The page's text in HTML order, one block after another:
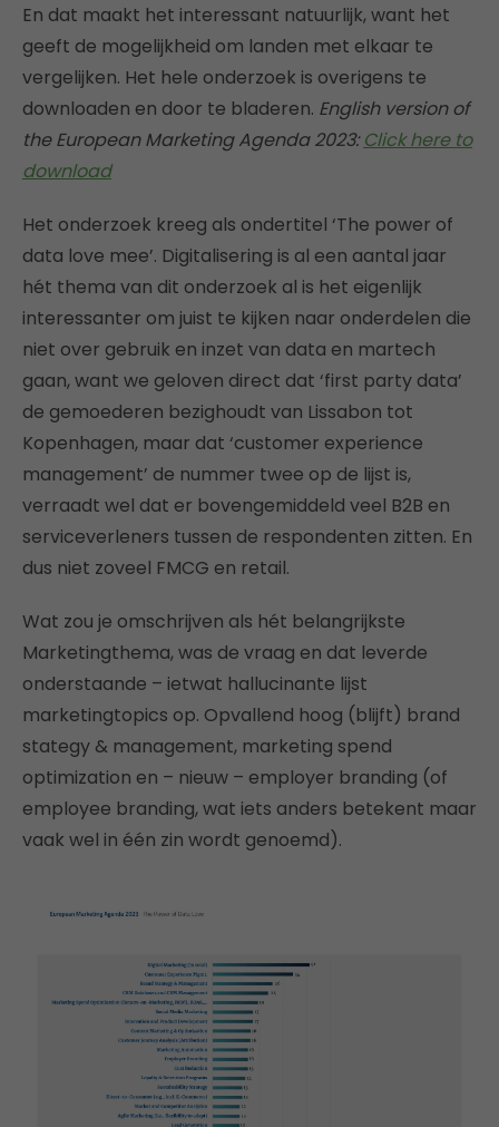
En dat maakt het interessant natuurlijk, want het
geeft de mogelijkheid om landen met elkaar te
vergelijken. Het hele onderzoek is overigens te
downloaden en door te bladeren. English version of
the European Marketing Agenda 2023:Click here to
download
Het onderzoek kreeg als ondertitel ‘The power of
data love mee’. Digitalisering is al een aantal jaar
hét thema van dit onderzoek al is het eigenlijk
interessanter om juist te kijken naar onderdelen die
niet over gebruik en inzet van data en martech
gaan, want we geloven direct dat ‘first party data’
de gemoederen bezighoudt van Lissabon tot
Kopenhagen, maar dat ‘customer experience
management’ de nummer twee op de lijst is,
verraadt wel dat er bovengemiddeld veel B2B en
serviceverleners tussen de respondenten zitten. En
dus niet zoveel FMCG en retail.
Wat zou je omschrijven als hét belangrijkste
Marketingthema, was de vraag en dat leverde
onderstaande – ietwat hallucinante lijst
marketingtopics op. Opvallend hoog (blijft) brand
stategy & management, marketing spend
optimization en – nieuw – employer branding (of
employee branding, wat iets anders betekent maar
vaak wel in één zin wordt genoemd).